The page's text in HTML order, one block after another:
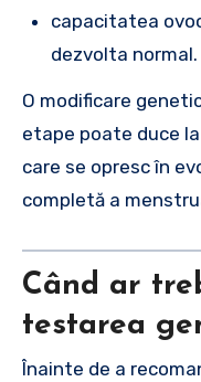
capacitatea
dezvolta normal.
O modificare
etape poate duce
care se opresc în
completă a
Când ar
testarea
Înainte de a